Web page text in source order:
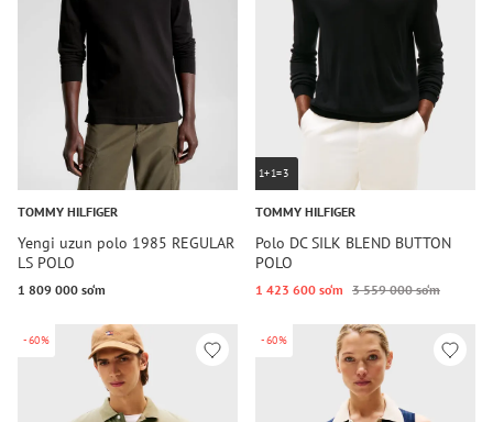
TOMMY HILFIGER
Yengi uzun polo 1985 REGULAR
LS POLO
1 809 000 so‘m
1+1=3
TOMMY HILFIGER
Polo DC SILK BLEND BUTTON
POLO
1 423 600 so‘m 3 559 000 so‘m
-60% -60%